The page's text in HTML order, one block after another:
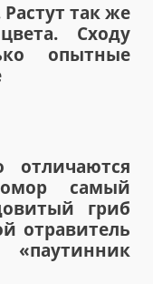
так же
Сходу
опытные
самый
гриб
отравитель